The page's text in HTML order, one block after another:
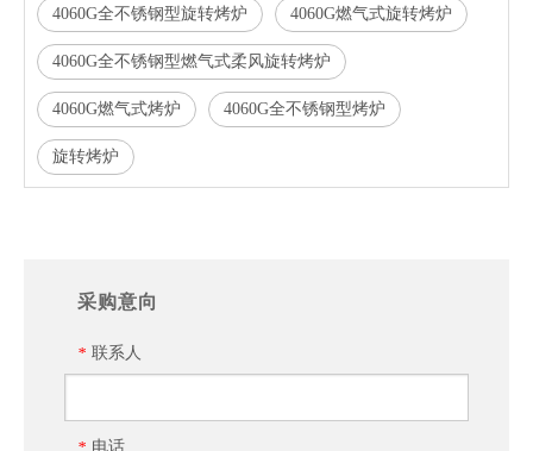
4060G全不锈钢型旋转烤炉 4060G燃气式旋转烤炉
4060G全不锈钢型燃气式柔风旋转烤炉
4060G燃气式烤炉 4060G全不锈钢型烤炉
旋转烤炉
采购意向
* 联系人
电话